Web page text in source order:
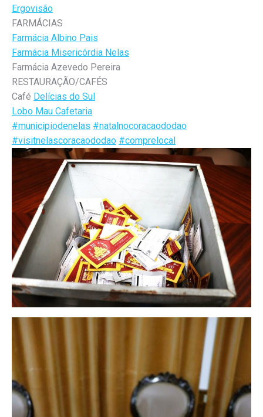
Ergovisão
FARMÁCIAS
Farmácia Albino Pais
Farmácia Misericórdia Nelas
Farmácia Azevedo Pereira
RESTAURAÇÃO/CAFÉS
Café Delícias do Sul
Lobo Mau Cafetaria
#municipiodenelas #natalnocoracaododao
#visitnelascoracaododao #comprelocal